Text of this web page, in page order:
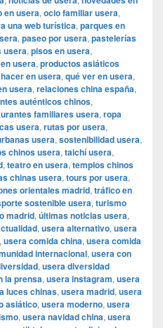
en usera, ocio familiar usera,
una web turística, parques en
, paseo por usera, pastelerías
usera, pisos en usera,
usera, productos asiáticos
en usera, qué ver en usera,
usera, relaciones china españa,
auténticos chinos,
familiares usera, ropa
usera, rutas por usera,
usera, sostenibilidad usera,
chinos usera, taichí usera,
, teatro en usera, templos chinos
chinas usera, tours por usera,
orientales madrid, tráfico en
sostenible usera, turismo
madrid, últimas noticias usera,
, usera alternativo, usera
, usera comida china, usera comida
internacional, usera con
, usera diversidad
la prensa, usera instagram, usera
luces chinas, usera madrid, usera
asiático, usera moderno, usera
, usera navidad china, usera